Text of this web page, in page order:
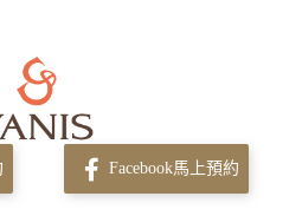
Facebook馬上預約